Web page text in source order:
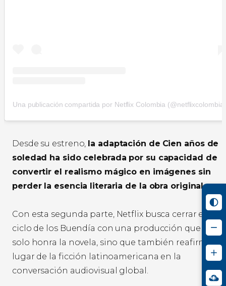
Una publicación compartida por Netflix Colombia (@netflixcolombia)
Desde su estreno, la adaptación de Cien años de
soledad ha sido celebrada por su capacidad de
convertir el realismo mágico en imágenes sin
perder la esencia literaria de la obra original.
Con esta segunda parte, Netflix busca cerrar el
ciclo de los Buendía con una producción que no
solo honra la novela, sino que también reafirma el
lugar de la ficción latinoamericana en la
conversación audiovisual global.